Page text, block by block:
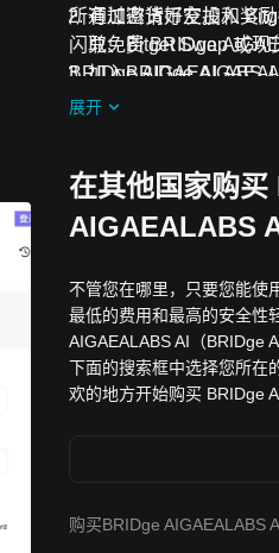
通过邀请好友加入
取免费 BRIDge
加入BRIDge
进行中的挑战和活动
所有加密货币空投和奖
闪兑、Bitget Swap 或现
BRIDge AIGAEALABS
展开
在其他国家购买
AIGAEALABS
不管您在哪里，只要您能使
最低的费用和最高的安全性
AIGAEALABS AI（BRIDge
下面的搜索框中选择您所在
欢的地方开始购买 BRIDge
购买BRIDge AIGAEALABS